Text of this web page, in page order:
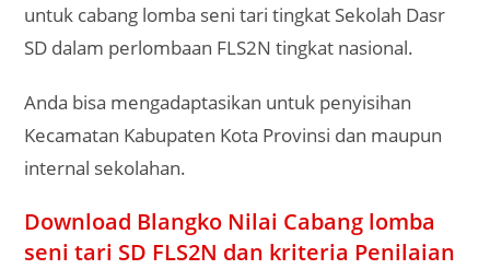
untuk cabang lomba seni tari tingkat Sekolah Dasr
SD dalam perlombaan FLS2N tingkat nasional.
Anda bisa mengadaptasikan untuk penyisihan
Kecamatan Kabupaten Kota Provinsi dan maupun
internal sekolahan.
Download Blangko Nilai Cabang lomba
seni tari SD FLS2N dan kriteria Penilaian